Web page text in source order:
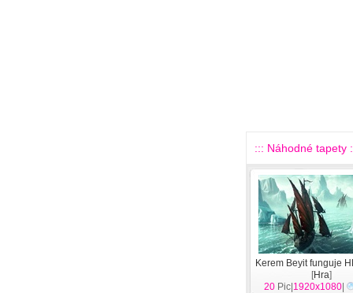
::: Náhodné tapety
Kerem Beyit funguje
[Hra]
20 Pic| 1920x1080